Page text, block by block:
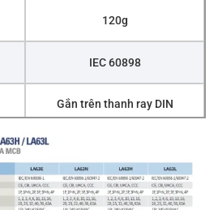
120g
IEC 60898
Gắn trên thanh ray DIN